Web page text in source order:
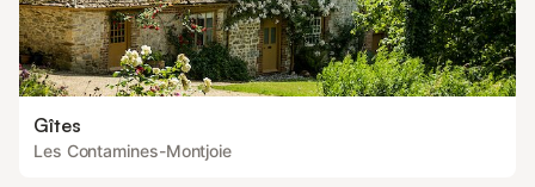
Gîtes
Les Contamines-Montjoie